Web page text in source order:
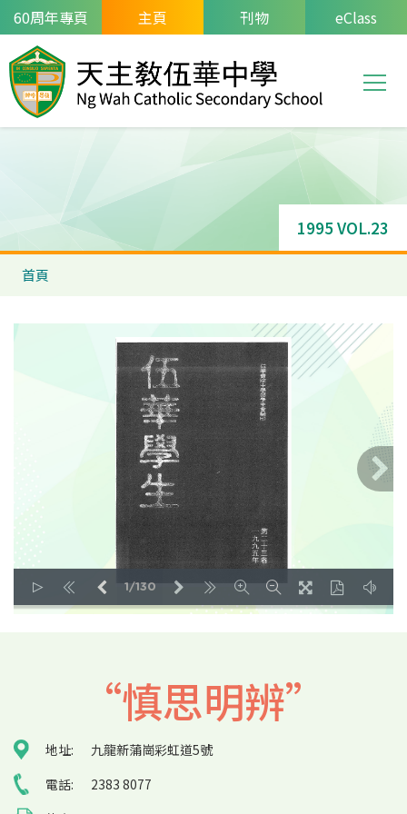
移至主內容
60周年專頁 主頁 刊物 eClass
Main
1995 VOL.23
導
連
首頁
1/130
“慎思明辨”
地址:
九龍新蒲崗彩虹道5號
電話:
2383 8077